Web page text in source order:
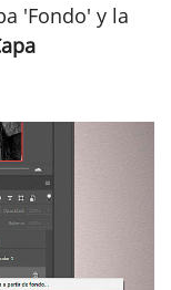
'Fondo' y la